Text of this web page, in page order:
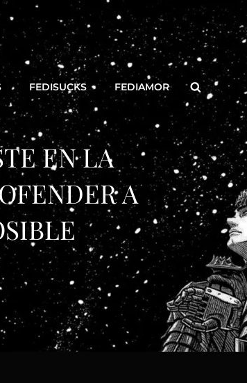
FEDISUCKS FEDIAMOR Buscar
EN LA
A